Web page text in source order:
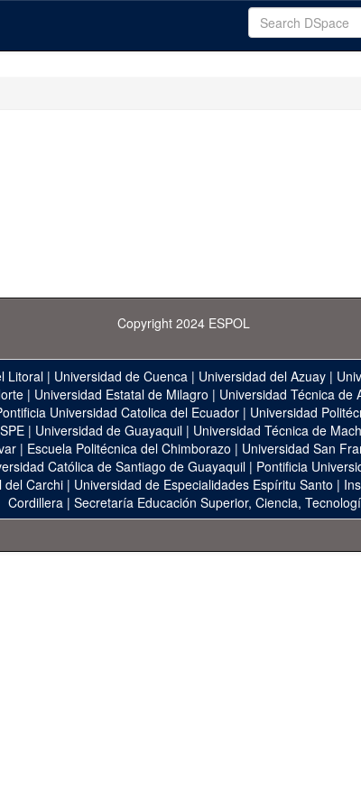
Copyright 2024 ESPOL
Litoral | Universidad de Cuenca | Universidad del Azuay |
| Universidad Estatal de Milagro | Universidad Técnica de
Universidad Catolica del Ecuador| Universidad
| Universidad de Guayaquil | Universidad Técnica de
| Escuela Politécnica del Chimborazo | Universidad San
Católica de Santiago de Guayaquil | Pontificia
del Carchi | Universidad de Especialidades Espíritu Santo |
Cordillera| Secretaría Educación Superior, Ciencia,